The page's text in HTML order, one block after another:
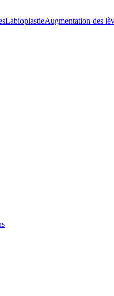
LabioplastieAugmentation des